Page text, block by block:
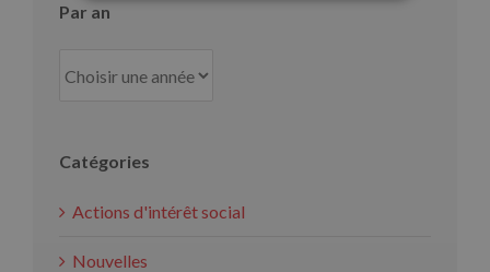
Par an
Catégories
Actions d'intérêt social
Nouvelles